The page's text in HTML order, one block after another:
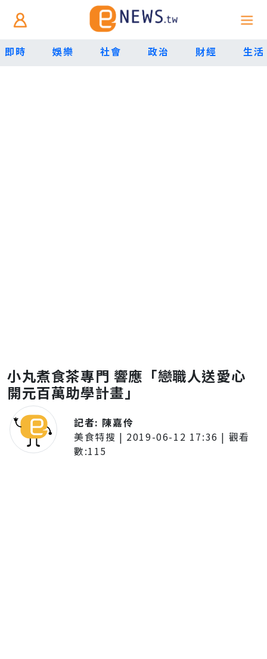
即時 娛樂 社會 政治 財經 生活
小丸煮食茶專門 響應「戀職人送愛心
開元百萬助學計畫」
記者: 陳嘉伶
美食特搜 | 2019-06-12 17:36 | 觀看
數:115